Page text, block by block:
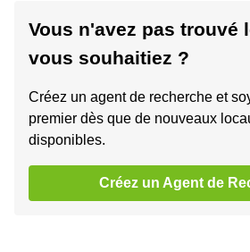
Vous n'avez pas trouvé
vous souhaitiez ?
Créez un agent de recherche et
premier dès que de nouveaux
disponibles.
Créez un Agent de